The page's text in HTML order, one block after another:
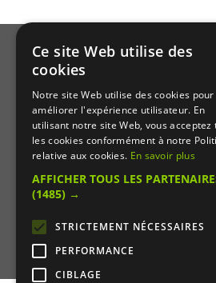
Manger Cacher
Cacher c'est quoi ?
Liens utiles
Qui sommes-nous ?
Presse
Ce site Web utilise des
cookies
Notre site Web utilise des cookies pour
améliorer l'expérience utilisateur. En
utilisant notre site Web, vous acceptez
les cookies conformément à notre
relative aux cookies. En savoir plus
AFFICHER TOUS LES
(1485) →
STRICTEMENT NÉCESSAIRES
PERFORMANCE
CIBLAGE